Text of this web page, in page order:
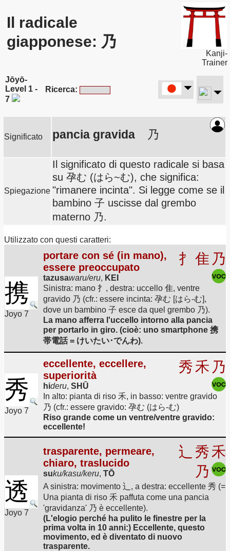
Il radicale
giapponese: 乃
Kanji-
Trainer
Jōyō-
Level 1 -
7
Ricerca:
Significato pancia gravida 乃
Spiegazione
Il significato di questo radicale si basa
su 孕む (はら~む), che significa:
"rimanere incinta". Si legge come se il
bambino 子 uscisse dal grembo
materno 乃.
Utilizzato con questi caratteri:
携
Joyo 7
portare con sé (in mano),
essere preoccupato
tazusawaru/eru, KEI
扌 隹 乃
Sinistra: mano 扌, destra: uccello 隹, ventre
gravido 乃 (cfr.: essere incinta: 孕む [はら-む],
dove un bambino 子 esce da quel grembo 乃).
La mano afferra l'uccello intorno alla pancia
per portarlo in giro. (cioè: uno smartphone 携
帯電話 = けいたい･でんわ).
秀
Joyo 7
eccellente, eccellere,
superiorità
hideru, SHŪ
秀禾 乃
In alto: pianta di riso 禾, in basso: ventre gravido
乃 (cfr.: essere gravido: 孕む (はら-む)
Riso grande come un ventre/ventre gravido:
eccellente!
透
Joyo 7
trasparente, permeare,
chiaro, traslucido
suku/kasu/keru, TŌ
辶 秀禾
乃
A sinistra: movimento 辶, a destra: eccellente 秀 (=
Una pianta di riso 禾 paffuta come una pancia
'gravidanza' 乃 è eccellente).
(L'elogio perché ha pulito le finestre per la
prima volta in 10 anni:) Eccellente, questo
movimento, ed è diventato di nuovo
trasparente.